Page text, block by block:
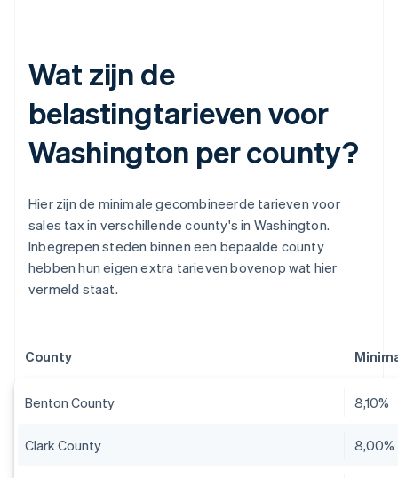
Wat zijn de
belastingtarieven voor
Washington per county?
Hier zijn de minimale gecombineerde tarieven voor
sales tax in verschillende county's in Washington.
Inbegrepen steden binnen een bepaalde county
hebben hun eigen extra tarieven bovenop wat hier
vermeld staat.
County
Benton County 8,10%
Clark County 8,00%